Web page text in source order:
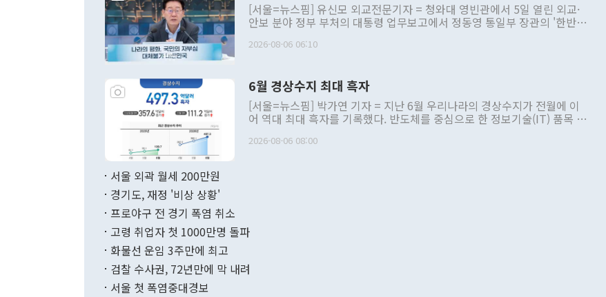
[서울=뉴스핌] 유신모 외교전문기자 = 청와대 영빈관에서 5일 열린 외교·
안보 분야 정부 부처의 대통령 업무보고에서 정동영 통일부 장관의 '한반도
발언 중에는 정부 내 조율을 거치지 않은 사안을 정책으로 추진하겠다고 공
주의적 희망에 근거한 비현실적 구상'이라는 비판을 내놨다. 그동안 정 장
관의 대북 정책 관련 발언이 물의를 빚은 적은 여러 번 있지만 대통령과 유
관 부처 장관이 공개적으로 부정적 입장을 표명한 것은 이례적이다. 정 장
관의 무리한 대북 접근법과 월권을 제어해야 한다는 목소리도 높아지고 있
다. [정동영 통일부 장관이 지난달 23일 오후 서울 종로구 정부서울청사에
무너졌다고도 했다. 또 "현 시점에서 흘러간 선(先)비핵화만 되뇌는 것은
함께 4자 대화의 동력을 확보하기 위해 최선을 다할 것"이라고 말했다. 하
2026-08-06 06:10
6월 경상수지 최대 흑자
[서울=뉴스핌] 박가연 기자 = 지난 6월 우리나라의 경상수지가 전월에 이
어 역대 최대 흑자를 기록했다. 반도체를 중심으로 한 정보기술(IT) 품목 수
료=한국은행] 한국은행이 6일 발표한 '2026년 6월 국제수지(잠정)'에 따르
며 월간 기준 처음으로 1000억달러를 넘어섰다. 상품수입은 644억8000만
196.9% 급증했고 컴퓨터·주변기기(SSD)는 282.7% 증가했다. IT 품목
수출은 160.4% 늘었으며 비IT 품목도 ▲석유제품(47.5%) ▲화공품
2026-08-06 08:00
서울 외곽 월세 200만원
경기도, 재정 '비상 상황'
프로야구 전 경기 폭염 취소
고령 취업자 첫 1000만명 돌파
화물선 운임 3주만에 최고
검찰 수사권, 72년만에 막 내려
서울 첫 폭염중대경보